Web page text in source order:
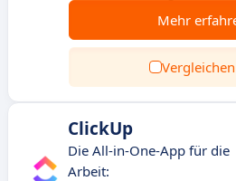
Mehr
ClickUp
Die All-in-One-App für die
Arbeit: